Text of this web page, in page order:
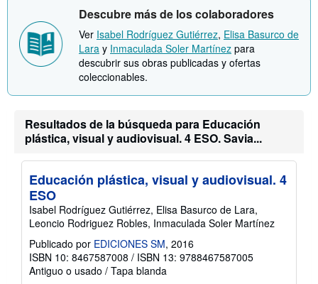
n
o
r
e
s
a
r
i
a
d
n
v
Descubre más de los colaboradores
Ver Isabel Rodríguez Gutiérrez, Elisa Basurco de
Lara y Inmaculada Soler Martínez para
descubrir sus obras publicadas y ofertas
coleccionables.
Resultados de la búsqueda para Educación
plástica, visual y audiovisual. 4 ESO. Savia...
Educación plástica, visual y audiovisual. 4
ESO
Isabel Rodríguez Gutiérrez, Elisa Basurco de Lara,
Leoncio Rodriguez Robles, Inmaculada Soler Martínez
Publicado por EDICIONES SM, 2016
ISBN 10: 8467587008 / ISBN 13: 9788467587005
Antiguo o usado / Tapa blanda